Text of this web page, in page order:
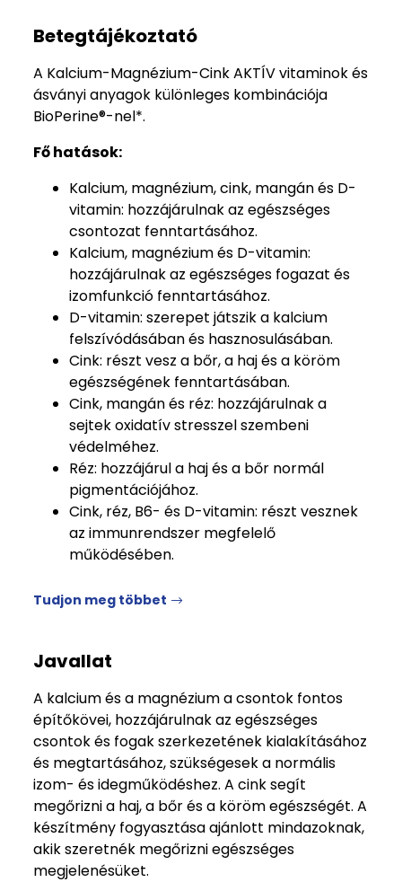
Betegtájékoztató
A Kalcium-Magnézium-Cink AKTÍV vitaminok és
ásványi anyagok különleges kombinációja
BioPerine®-nel*.
Fő hatások:
Kalcium, magnézium, cink, mangán és D-
vitamin: hozzájárulnak az egészséges
csontozat fenntartásához.
Kalcium, magnézium és D-vitamin:
hozzájárulnak az egészséges fogazat és
izomfunkció fenntartásához.
D-vitamin: szerepet játszik a kalcium
felszívódásában és hasznosulásában.
Cink: részt vesz a bőr, a haj és a köröm
egészségének fenntartásában.
Cink, mangán és réz: hozzájárulnak a
sejtek oxidatív stresszel szembeni
védelméhez.
Réz: hozzájárul a haj és a bőr normál
pigmentációjához.
Cink, réz, B6- és D-vitamin: részt vesznek
az immunrendszer megfelelő
működésében.
Tudjon meg többet
Javallat
A kalcium és a magnézium a csontok fontos
építőkövei, hozzájárulnak az egészséges
csontok és fogak szerkezetének kialakításához
és megtartásához, szükségesek a normális
izom- és idegműködéshez. A cink segít
megőrizni a haj, a bőr és a köröm egészségét. A
készítmény fogyasztása ajánlott mindazoknak,
akik szeretnék megőrizni egészséges
megjelenésüket.